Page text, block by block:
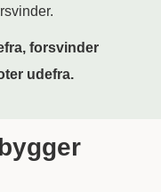
forsvinder
udefra.